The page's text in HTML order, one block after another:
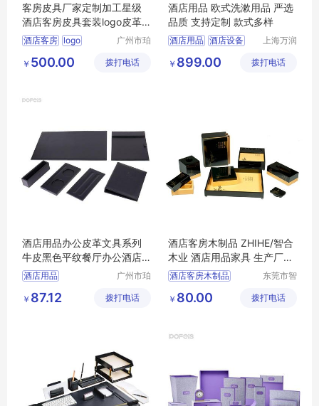
客房皮具厂家定制加工星级
酒店客房皮具套装logo皮革
酒店用品套装
酒店客房 logo
广州市珀
限公司
￥ 500.00 拨打电话
酒店用品 欧式洗漱用品 严选
品质 支持定制 款式多样
酒店用品 酒店设备
上海万润
用品市场
￥ 899.00 拨打电话
酒店用品办公皮革文具系列
牛皮黑色平纹餐厅办公酒店
用品套装可定
酒店用品
广州市珀
限公司
￥ 87.12 拨打电话
酒店客房木制品 ZHIHE/智合
木业 酒店用品家具 生产厂家
定制
酒店客房木制品
东莞市智
限公司
￥ 80.00 拨打电话